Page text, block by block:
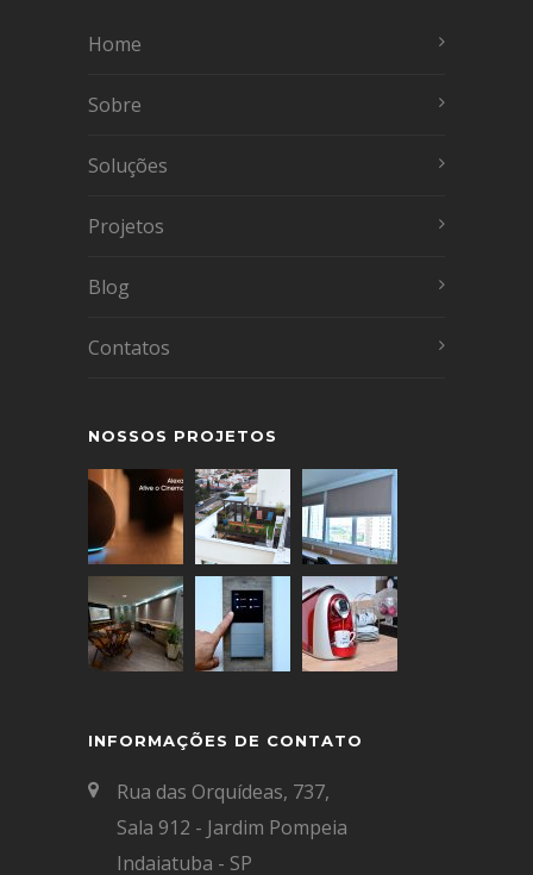
Home
Sobre
Soluções
Projetos
Blog
Contatos
NOSSOS PROJETOS
INFORMAÇÕES DE CONTATO
Rua das Orquídeas, 737,
Sala 912 - Jardim Pompeia
Indaiatuba - SP